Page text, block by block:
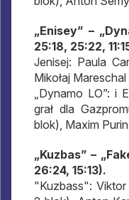
„Enisey” –
25:18, 25:22,
Jenisej: Paula
Mikołaj
„Dynamo LO”: i
grał dla
blok), Maxim
„Kuzbas” –
26:24, 15:13).
"Kuzbass":